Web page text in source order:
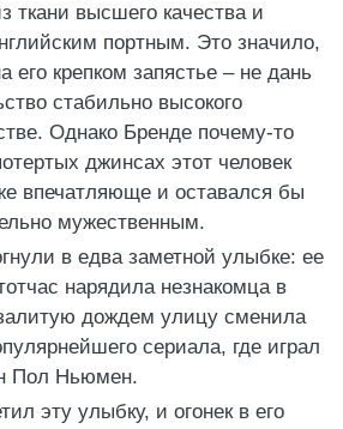
ткани высшего качества и
портным. Это значило,
его крепком запястье – не дань
стабильно высокого
Однако Бренде почему-то
джинсах этот человек
впечатляюще и оставался бы
мужественным.
в едва заметной улыбке: ее
нарядила незнакомца в
дождем улицу сменила
сериала, где играл
Пол Ньюмен.
эту улыбку, и огонек в его